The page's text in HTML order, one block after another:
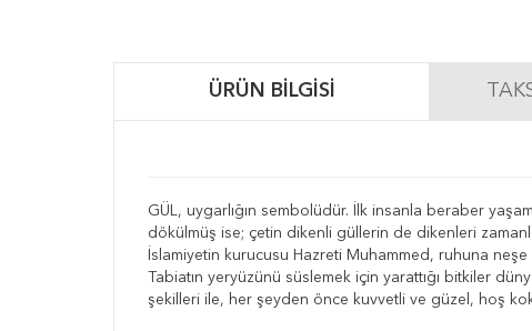
ÜRÜN BILGISI
GÜL, uygarlığın sembolüdür. İlk insanla beraber
dökülmüş ise; çetin dikenli güllerin de dikenleri
İslamiyetin kurucusu Hazreti Muhammed, ruhuna
Tabiatın yeryüzünü süslemek için yarattığı bitkiler
şekilleri ile, her şeyden önce kuvvetli ve güzel, hoş